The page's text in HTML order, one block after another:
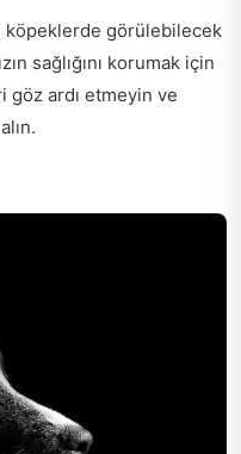
köpeklerde görülebilecek
sağlığını korumak için
ardı etmeyin ve